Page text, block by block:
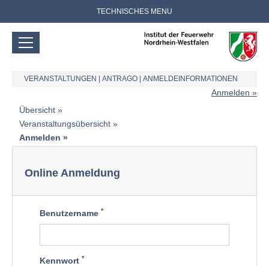
TECHNISCHES MENU
VERANSTALTUNGEN ANTRAGO ANMELDEINFORMATIONEN
Anmelden
Übersicht
Veranstaltungsübersicht
Anmelden
Online Anmeldung
Benutzername *
Kennwort *